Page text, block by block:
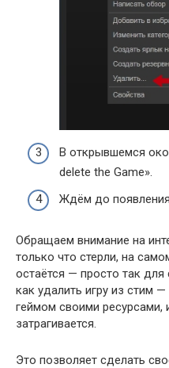
В открывшемся
delete the Game».
Ждём до
Обращаем внимание на
только что стерли, на
остаётся — просто так
как удалить игру из стим
геймом своими
затрагивается.
Это позволяет сделать